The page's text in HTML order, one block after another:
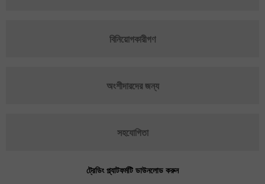
বিনিয়োগকারীগণ
অংশীদারদের জন্য
সহযোগিতা
ট্রেডিং প্ল্যাটফর্মটি ডাউনলোড করুন